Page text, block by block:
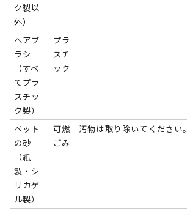
ク製以
外）
ヘアブ
ラシ
（すべ
てプラ
スチッ
ク製）
プラ
スチ
ック
ペット
の砂
（紙
製・シ
リカゲ
ル製）
可燃
ごみ
汚物は取り除いてください。